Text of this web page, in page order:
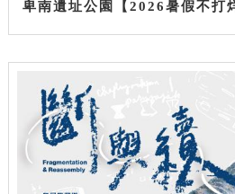
卑南遺址公園【2026暑假不打